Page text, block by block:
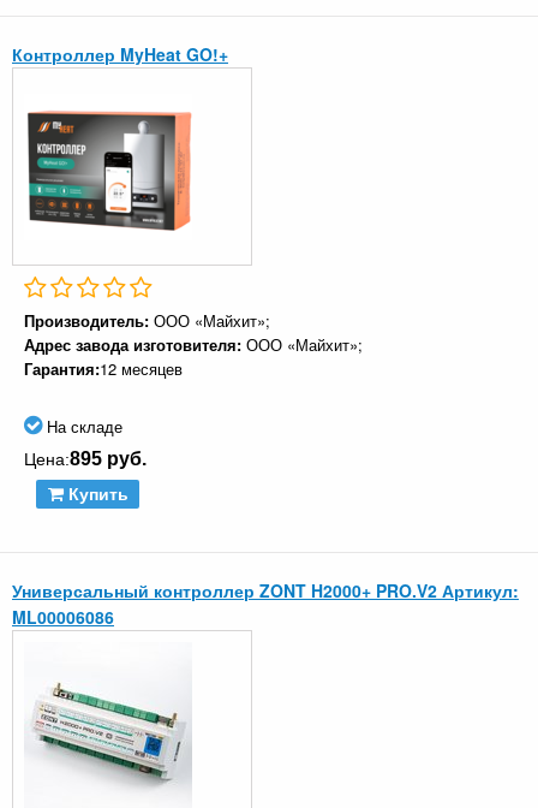
Контроллер MyHeat GO!+
Производитель: ООО «Майхит»;
Адрес завода изготовителя: ООО «Майхит»;
Гарантия:12 месяцев
На складе
Цена:895 руб.
Купить
Универсальный контроллер ZONT H2000+ PRO.V2 Артикул:
ML00006086